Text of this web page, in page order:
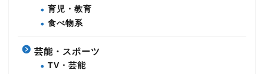
育児・教育
食べ物系
芸能・スポーツ
TV・芸能